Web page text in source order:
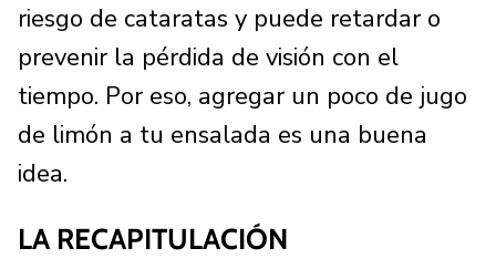
riesgo de cataratas y puede retardar o
prevenir la pérdida de visión con el
tiempo. Por eso, agregar un poco de jugo
de limón a tu ensalada es una buena
idea.
LA RECAPITULACIÓN